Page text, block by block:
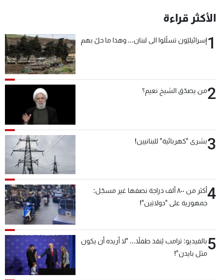
الأكثر قراءة
1إسرائيليّون تسلّلوا الى لبنان... وهذا ما حلّ بهم
2من يصدّق الشيخ نعيم؟
3بشرى "كهربائية" للبنانيين!
4
أكثر من ٨٠٠ ألف دراجة نصفها غير مسجّل:
جمهورية على "دولابَين"!
5بالفيديو: ترامب يُنقذ طفلاً... "لا أريده أن يكون
مثل بايدن"!
شاهد البرامج
الترددات